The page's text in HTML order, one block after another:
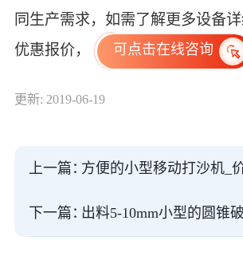
同生产需求，如需了解更多设备
优惠报价，
可点击在线咨询
更新: 2019-06-19
上一篇：方便的小型移动打沙机_
下一篇：